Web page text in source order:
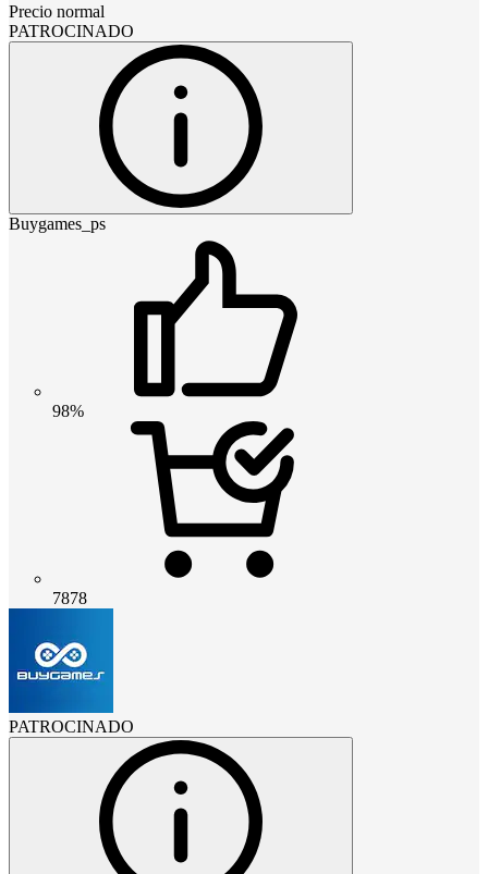
Precio normal
PATROCINADO
Buygames_ps
98%
7878
PATROCINADO